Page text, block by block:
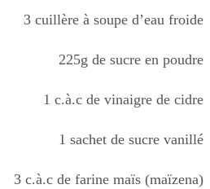
3 cuillère à soupe d’eau froide
225g de sucre en poudre
1 c.à.c de vinaigre de cidre
1 sachet de sucre vanillé
3 c.à.c de farine maïs (maïzena)